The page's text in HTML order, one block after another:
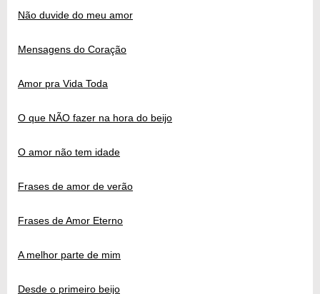
Não duvide do meu amor
Mensagens do Coração
Amor pra Vida Toda
O que NÃO fazer na hora do beijo
O amor não tem idade
Frases de amor de verão
Frases de Amor Eterno
A melhor parte de mim
Desde o primeiro beijo